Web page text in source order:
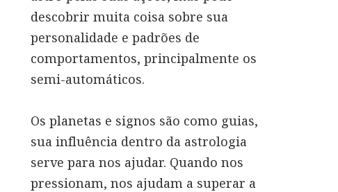
descobrir muita coisa sobre sua
personalidade e padrões de
comportamentos, principalmente os
semi-automáticos.
Os planetas e signos são como guias,
sua influência dentro da astrologia
serve para nos ajudar. Quando nos
pressionam, nos ajudam a superar a